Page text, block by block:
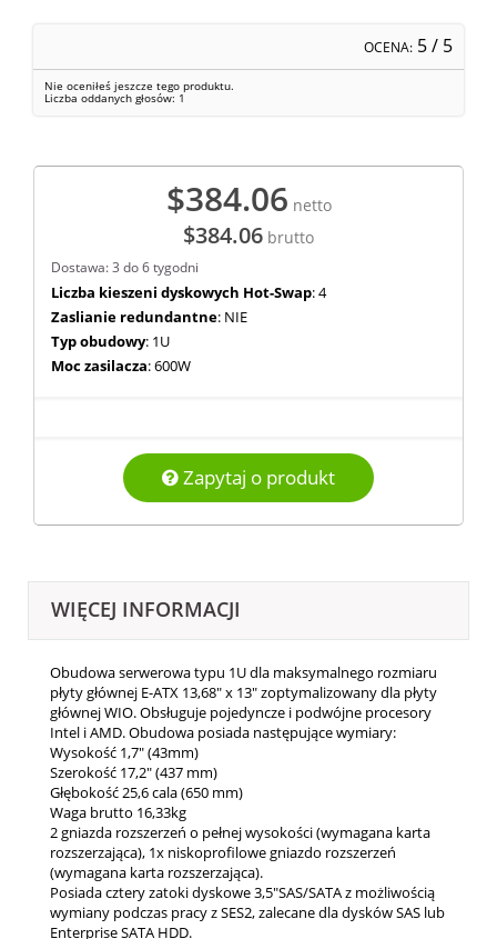
OCENA: 5/ 5
Nie oceniłeś jeszcze tego produktu.
Liczba oddanych głosów: 1
$384.06 netto
$384.06 brutto
Dostawa: 3 do 6 tygodni
Liczba kieszeni dyskowych Hot-Swap: 4
Zaslianie redundantne: NIE
Typ obudowy: 1U
Moc zasilacza: 600W
Zapytaj o produkt
WIĘCEJ INFORMACJI
Obudowa serwerowa typu 1U dla maksymalnego rozmiaru
płyty głównej E-ATX 13,68" x 13" zoptymalizowany dla płyty
głównej WIO. Obsługuje pojedyncze i podwójne procesory
Intel i AMD. Obudowa posiada następujące wymiary:
Wysokość 1,7" (43mm)
Szerokość 17,2" (437 mm)
Głębokość 25,6 cala (650 mm)
Waga brutto 16,33kg
2 gniazda rozszerzeń o pełnej wysokości (wymagana karta
rozszerzająca), 1x niskoprofilowe gniazdo rozszerzeń
(wymagana karta rozszerzająca).
Posiada cztery zatoki dyskowe 3,5"SAS/SATA z możliwością
wymiany podczas pracy z SES2, zalecane dla dysków SAS lub
Enterprise SATA HDD.